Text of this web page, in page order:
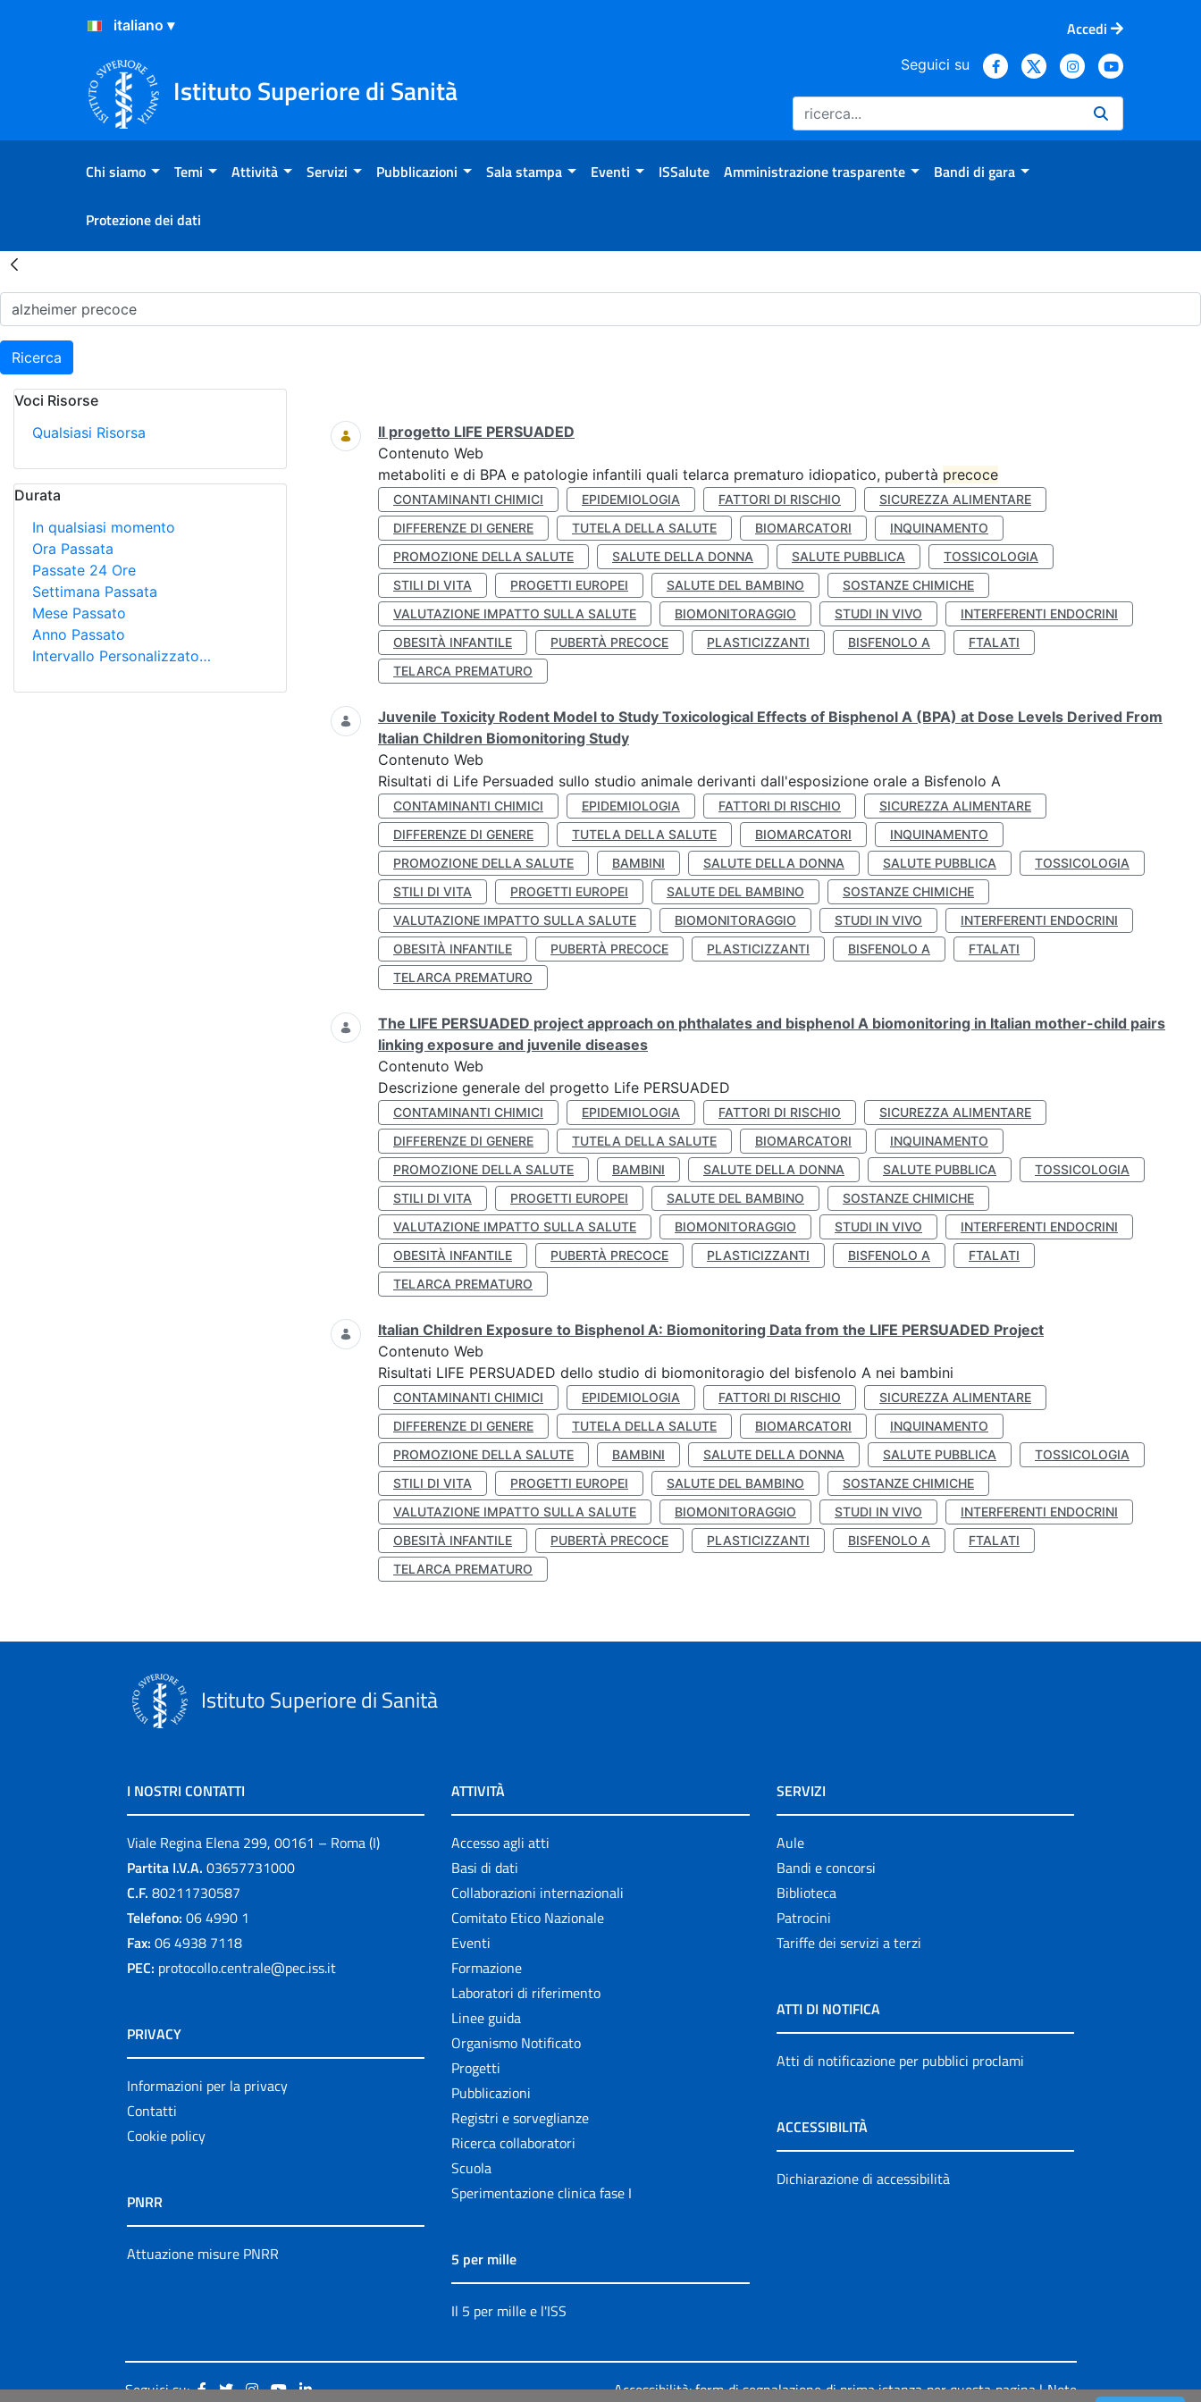
Salta al Contenuto
Salta al Footer
Accedi
Istituto Superiore di Sanità
Seguici su
Chi siamo Temi Attività Servizi Pubblicazioni Sala stampa Eventi ISSalute Amministrazione trasparente Bandi di gara
Protezione dei dati
Risultati della Ricerca - Home
Ricerca
Voci Risorse
Qualsiasi Risorsa
Durata
In qualsiasi momento
Ora Passata
Passate 24 Ore
Settimana Passata
Mese Passato
Anno Passato
Intervallo Personalizzato…
Ricerca
Il progetto LIFE PERSUADED
Contenuto Web
metaboliti e di BPA e patologie infantili quali telarca prematuro idiopatico, pubertà precoce
CONTAMINANTI CHIMICI EPIDEMIOLOGIA FATTORI DI RISCHIO
SICUREZZA ALIMENTARE
DIFFERENZE DI GENERE
TUTELA DELLA SALUTE BIOMARCATORI
INQUINAMENTO
PROMOZIONE DELLA SALUTE
SALUTE DELLA DONNA SALUTE PUBBLICA
TOSSICOLOGIA
STILI DI VITA
PROGETTI EUROPEI SALUTE DEL BAMBINO
SOSTANZE CHIMICHE
VALUTAZIONE IMPATTO SULLA SALUTE
BIOMONITORAGGIO STUDI IN VIVO
INTERFERENTI ENDOCRINI
OBESITÀ INFANTILE
PUBERTÀ PRECOCE PLASTICIZZANTI BISFENOLO A
FTALATI
TELARCA PREMATURO
Juvenile Toxicity Rodent Model to Study Toxicological Effects of Bisphenol A (BPA) at Dose Levels Derived From
Italian Children Biomonitoring Study
Contenuto Web
Risultati di Life Persuaded sullo studio animale derivanti dall'esposizione orale a Bisfenolo A
CONTAMINANTI CHIMICI EPIDEMIOLOGIA FATTORI DI RISCHIO
SICUREZZA ALIMENTARE
DIFFERENZE DI GENERE
TUTELA DELLA SALUTE BIOMARCATORI
INQUINAMENTO
PROMOZIONE DELLA SALUTE
BAMBINI SALUTE DELLA DONNA SALUTE PUBBLICA
TOSSICOLOGIA
STILI DI VITA
PROGETTI EUROPEI SALUTE DEL BAMBINO
SOSTANZE CHIMICHE
VALUTAZIONE IMPATTO SULLA SALUTE
BIOMONITORAGGIO STUDI IN VIVO
INTERFERENTI ENDOCRINI
OBESITÀ INFANTILE
PUBERTÀ PRECOCE PLASTICIZZANTI BISFENOLO A
FTALATI
TELARCA PREMATURO
The LIFE PERSUADED project approach on phthalates and bisphenol A biomonitoring in Italian mother-child pairs
linking exposure and juvenile diseases
Contenuto Web
Descrizione generale del progetto Life PERSUADED
CONTAMINANTI CHIMICI EPIDEMIOLOGIA FATTORI DI RISCHIO
SICUREZZA ALIMENTARE
DIFFERENZE DI GENERE
TUTELA DELLA SALUTE BIOMARCATORI
INQUINAMENTO
PROMOZIONE DELLA SALUTE
BAMBINI SALUTE DELLA DONNA SALUTE PUBBLICA
TOSSICOLOGIA
STILI DI VITA
PROGETTI EUROPEI SALUTE DEL BAMBINO
SOSTANZE CHIMICHE
VALUTAZIONE IMPATTO SULLA SALUTE
BIOMONITORAGGIO STUDI IN VIVO
INTERFERENTI ENDOCRINI
OBESITÀ INFANTILE
PUBERTÀ PRECOCE PLASTICIZZANTI BISFENOLO A
FTALATI
TELARCA PREMATURO
Italian Children Exposure to Bisphenol A: Biomonitoring Data from the LIFE PERSUADED Project
Contenuto Web
Risultati LIFE PERSUADED dello studio di biomonitoragio del bisfenolo A nei bambini
CONTAMINANTI CHIMICI EPIDEMIOLOGIA FATTORI DI RISCHIO
SICUREZZA ALIMENTARE
DIFFERENZE DI GENERE
TUTELA DELLA SALUTE BIOMARCATORI
INQUINAMENTO
PROMOZIONE DELLA SALUTE
BAMBINI SALUTE DELLA DONNA SALUTE PUBBLICA
TOSSICOLOGIA
STILI DI VITA
PROGETTI EUROPEI SALUTE DEL BAMBINO
SOSTANZE CHIMICHE
VALUTAZIONE IMPATTO SULLA SALUTE
BIOMONITORAGGIO STUDI IN VIVO
INTERFERENTI ENDOCRINI
OBESITÀ INFANTILE
PUBERTÀ PRECOCE PLASTICIZZANTI BISFENOLO A
FTALATI
TELARCA PREMATURO
Istituto Superiore di Sanità
I NOSTRI CONTATTI
Viale Regina Elena 299, 00161 – Roma (I)
Partita I.V.A. 03657731000
C.F. 80211730587
Telefono: 06 4990 1
Fax: 06 4938 7118
PEC: protocollo.centrale@pec.iss.it
PRIVACY
Informazioni per la privacy
Contatti
Cookie policy
PNRR
Attuazione misure PNRR
ATTIVITÀ
Accesso agli atti
Basi di dati
Collaborazioni internazionali
Comitato Etico Nazionale
Eventi
Formazione
Laboratori di riferimento
Linee guida
Organismo Notificato
Progetti
Pubblicazioni
Registri e sorveglianze
Ricerca collaboratori
Scuola
Sperimentazione clinica fase I
5 per mille
Il 5 per mille e l'ISS
SERVIZI
Aule
Bandi e concorsi
Biblioteca
Patrocini
Tariffe dei servizi a terzi
ATTI DI NOTIFICA
Atti di notificazione per pubblici proclami
ACCESSIBILITÀ
Dichiarazione di accessibilità
Seguici su: Accessibilità: form di segnalazione di prima istanza per questa pagina|Note